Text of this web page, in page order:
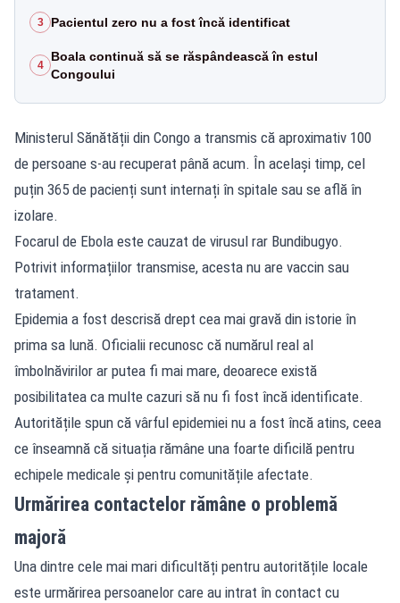
3 Pacientul zero nu a fost încă identificat
4
Boala continuă să se răspândească în estul
Congoului
Ministerul Sănătății din Congo a transmis că aproximativ 100
de persoane s-au recuperat până acum. În același timp, cel
puțin 365 de pacienți sunt internați în spitale sau se află în
izolare.
Focarul de Ebola este cauzat de virusul rar Bundibugyo.
Potrivit informațiilor transmise, acesta nu are vaccin sau
tratament.
Epidemia a fost descrisă drept cea mai gravă din istorie în
prima sa lună. Oficialii recunosc că numărul real al
îmbolnăvirilor ar putea fi mai mare, deoarece există
posibilitatea ca multe cazuri să nu fi fost încă identificate.
Autoritățile spun că vârful epidemiei nu a fost încă atins, ceea
ce înseamnă că situația rămâne una foarte dificilă pentru
echipele medicale și pentru comunitățile afectate.
Urmărirea contactelor rămâne o problemă
majoră
Una dintre cele mai mari dificultăți pentru autoritățile locale
este urmărirea persoanelor care au intrat în contact cu